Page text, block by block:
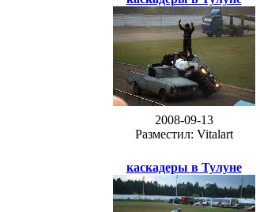
2008-09-13
Разместил: Vitalart
каскадеры в Тулуне